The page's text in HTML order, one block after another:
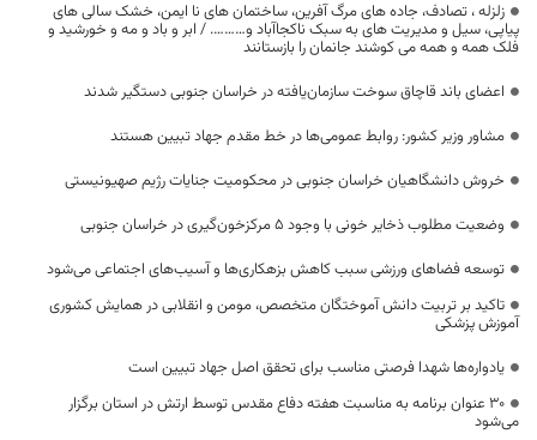
زلزله ، تصادف، جاده های مرگ آفرین، ساختمان های نا ایمن، خشک سالی های
پیاپی، سیل و مدیریت های به سبک ناکجاآباد و………. / ابر و باد و مه و خورشید و
فلک همه و همه می کوشند جانمان را بازستانند
اعضای باند قاچاق سوخت سازمان‌یافته در خراسان جنوبی دستگیر شدند
مشاور وزیر کشور: روابط عمومی‌ها در خط مقدم جهاد تبیین هستند
خروش دانشگاهیان خراسان جنوبی در محکومیت جنایات رژیم صهیونیستی
وضعیت مطلوب ذخایر خونی با وجود ۵ مرکزخون‌گیری در خراسان جنوبی
توسعه فضاهای ورزشی سبب کاهش بزهکاری‌ها و آسیب‌های اجتماعی می‌شود
تاکید بر تربیت دانش آموختگان متخصص، مومن و انقلابی در همایش کشوری
آموزش پزشکی
یادواره‌ها شهدا فرصتی مناسب برای تحقق اصل جهاد تبیین است
۳۰ عنوان برنامه به مناسبت هفته دفاع مقدس توسط ارتش در استان برگزار
می‌شود